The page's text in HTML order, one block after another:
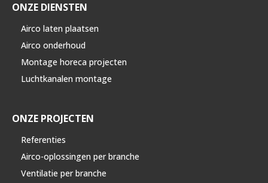
ONZE DIENSTEN
Airco laten plaatsen
Airco onderhoud
Montage horeca projecten
Luchtkanalen montage
ONZE PROJECTEN
Referenties
Airco-oplossingen per branche
Ventilatie per branche